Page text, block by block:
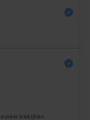
bekijken